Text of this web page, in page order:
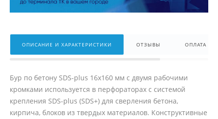
ОПИСАНИЕ И ХАРАКТЕРИСТИКИ ОТЗЫВЫ ОПЛАТА
Бур по бетону SDS-plus 16x160 мм с двумя рабочими
кромками используется в перфораторах с системой
крепления SDS-plus (SDS+) для сверления бетона,
кирпича, блоков из твердых материалов. Конструктивные